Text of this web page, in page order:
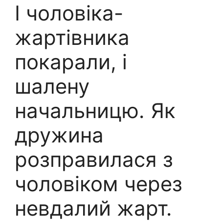
І чоловіка-
жартівника
покарали, і
шалену
начальницю. Як
дружина
розправилася з
чоловіком через
невдалий жарт.